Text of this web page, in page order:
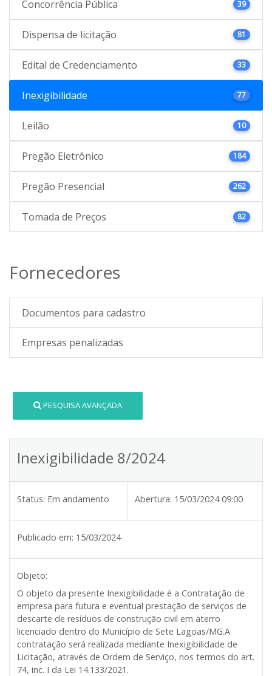
Concorrência Pública 39
Dispensa de licitação 81
Edital de Credenciamento 33
Inexigibilidade 77
Leilão 10
Pregão Eletrônico 184
Pregão Presencial 262
Tomada de Preços 82
Fornecedores
Documentos para cadastro
Empresas penalizadas
PESQUISA AVANÇADA
Inexigibilidade 8/2024
Status: Em andamento Abertura: 15/03/2024 09:00
Publicado em: 15/03/2024
Objeto:
O objeto da presente Inexigibilidade é a Contratação de
empresa para futura e eventual prestação de serviços de
descarte de resíduos de construção civil em aterro
licenciado dentro do Município de Sete Lagoas/MG.A
contratação será realizada mediante Inexigibilidade de
Licitação, através de Ordem de Serviço, nos termos do art.
74, inc. I da Lei 14.133/2021.